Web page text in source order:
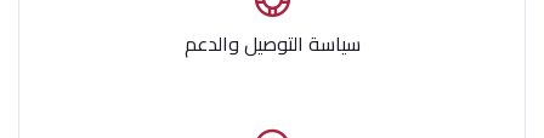
سياسة التوصيل والدعم